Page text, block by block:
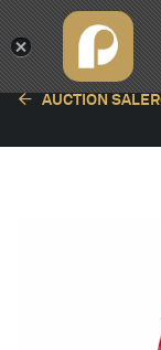
AUCTION